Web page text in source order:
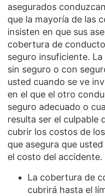
asegurados
que la mayoría de las
insisten en que sus
cobertura de
seguro insuficiente.
sin seguro o con
usted cuando se ve
en el que el otro
seguro adecuado o
resulta ser el culpable
cubrir los costos de
que asegura que
el costo del accidente.
La cobertura de
cubrirá hasta el